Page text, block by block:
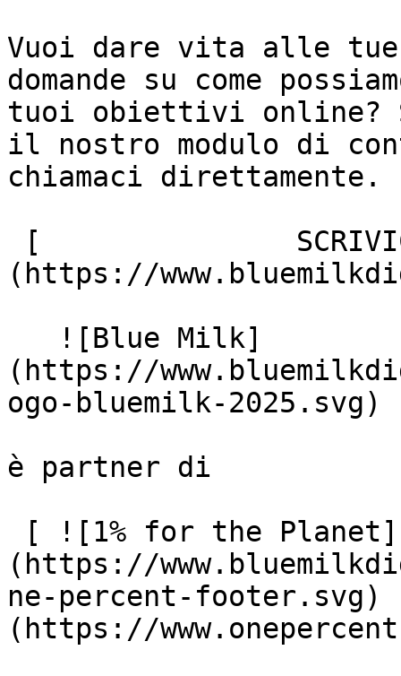
Vuoi dare vita alle
domande su come
tuoi obiettivi online?
il nostro modulo di
chiamaci direttamente.
(https://
(https://
ogo-bluemilk-2025.svg)
è partner di
(https://
ne-percent-footer.svg)
(https://